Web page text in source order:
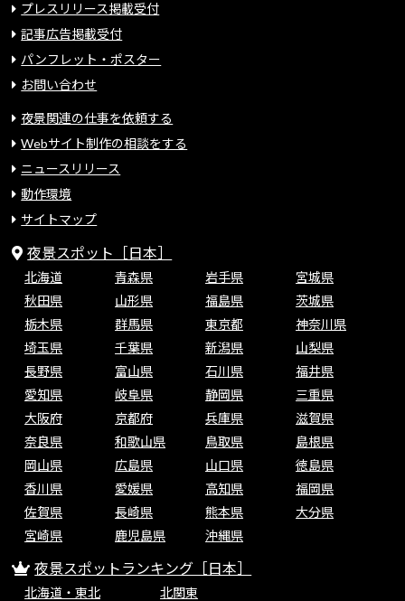
プレスリリース掲載受付
記事広告掲載受付
パンフレット・ポスター
お問い合わせ
夜景関連の仕事を依頼する
Webサイト制作の相談をする
ニュースリリース
動作環境
サイトマップ
夜景スポット［日本］
北海道 青森県 岩手県
宮城県
秋田県
山形県 福島県
茨城県
栃木県
群馬県 東京都
神奈川県
埼玉県
千葉県 新潟県
山梨県
長野県
富山県 石川県
福井県
愛知県
岐阜県 静岡県
三重県
大阪府
京都府 兵庫県
滋賀県
奈良県
和歌山県 鳥取県
島根県
岡山県
広島県 山口県
徳島県
香川県
愛媛県 高知県
福岡県
佐賀県
長崎県 熊本県
大分県
宮崎県
鹿児島県 沖縄県
夜景スポットランキング［日本］
北海道・東北
北関東